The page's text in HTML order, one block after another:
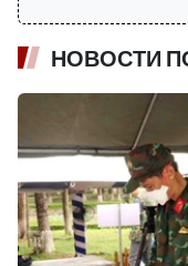
НОВОСТИ